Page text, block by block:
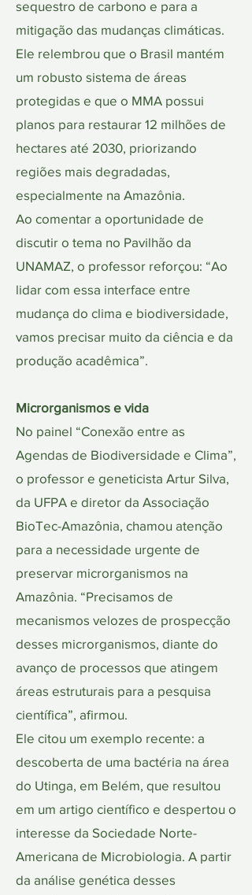
sequestro de carbono e para a
mitigação das mudanças climáticas.
Ele relembrou que o Brasil mantém
um robusto sistema de áreas
protegidas e que o MMA possui
planos para restaurar 12 milhões de
hectares até 2030, priorizando
regiões mais degradadas,
especialmente na Amazônia.
Ao comentar a oportunidade de
discutir o tema no Pavilhão da
UNAMAZ, o professor reforçou: “Ao
lidar com essa interface entre
mudança do clima e biodiversidade,
vamos precisar muito da ciência e da
produção acadêmica”.
Microrganismos e vida
No painel “Conexão entre as
Agendas de Biodiversidade e Clima”,
o professor e geneticista Artur Silva,
da UFPA e diretor da Associação
BioTec-Amazônia, chamou atenção
para a necessidade urgente de
preservar microrganismos na
Amazônia. “Precisamos de
mecanismos velozes de prospecção
desses microrganismos, diante do
avanço de processos que atingem
áreas estruturais para a pesquisa
científica”, afirmou.
Ele citou um exemplo recente: a
descoberta de uma bactéria na área
do Utinga, em Belém, que resultou
em um artigo científico e despertou o
interesse da Sociedade Norte-
Americana de Microbiologia. A partir
da análise genética desses